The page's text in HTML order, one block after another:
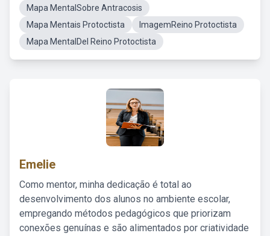
Mapa MentalSobre Antracosis
Mapa Mentais Protoctista
ImagemReino Protoctista
Mapa MentalDel Reino Protoctista
Emelie
Como mentor, minha dedicação é total ao
desenvolvimento dos alunos no ambiente escolar,
empregando métodos pedagógicos que priorizam
conexões genuínas e são alimentados por criatividade